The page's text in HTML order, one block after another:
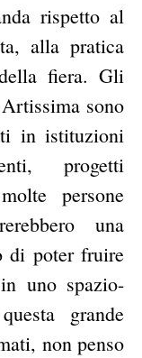
rispetto al
alla pratica
fiera. Gli
sono
in istituzioni
progetti
persone
una
di poter fruire
uno spazio-
grande
non penso